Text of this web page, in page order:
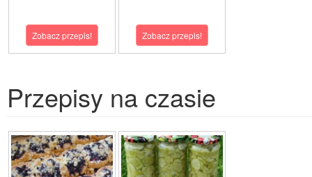
Zobacz przepis! Zobacz przepis!
Przepisy na czasie